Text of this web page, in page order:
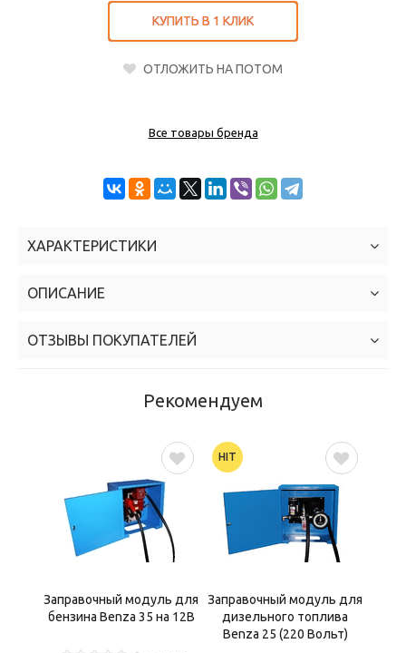
КУПИТЬ В 1 КЛИК
 ОТЛОЖИТЬ НА ПОТОМ
Все товары бренда
ХАРАКТЕРИСТИКИ
ОПИСАНИЕ
ОТЗЫВЫ ПОКУПАТЕЛЕЙ
Рекомендуем

Заправочный модуль для
бензина Benza 35 на 12В
HIT 
Заправочный модуль для
дизельного топлива
Benza 25 (220 Вольт)